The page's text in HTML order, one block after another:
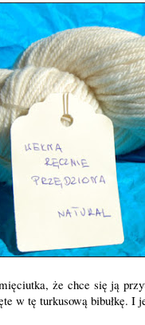
że chce się ją
w tę turkusową bibułkę. I